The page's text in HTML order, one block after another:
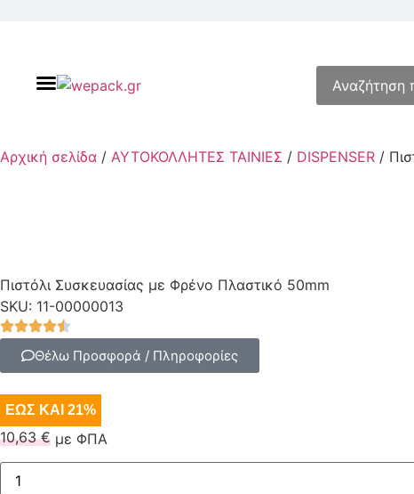
Αρχική σελίδα / ΑΥΤΟΚΟΛΛΗΤΕΣ ΤΑΙΝΙΕΣ / DISPENSER /
Πιστόλι Συσκευασίας με Φρένο Πλαστικό 50mm
SKU: 11-00000013
Θέλω Προσφορά / Πληροφορίες
ΕΩΣ ΚΑΙ 21%
10,63€ με ΦΠΑ